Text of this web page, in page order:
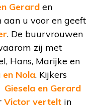
Gerard en
aan u voor en geeft
. De buurvrouwen
zij met
Hans, Marijke en
en Nola. Kijkers
Giesela en Gerard
Victor vertelt in